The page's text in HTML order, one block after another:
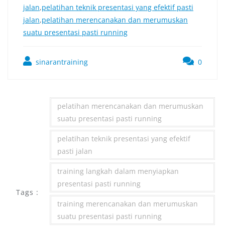
jalan,pelatihan teknik presentasi yang efektif pasti
jalan,pelatihan merencanakan dan merumuskan
suatu presentasi pasti running
sinarantraining 0
Tags :
pelatihan merencanakan dan merumuskan
suatu presentasi pasti running
pelatihan teknik presentasi yang efektif
pasti jalan
training langkah dalam menyiapkan
presentasi pasti running
training merencanakan dan merumuskan
suatu presentasi pasti running